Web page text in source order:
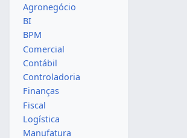
Agronegócio
BI
BPM
Comercial
Contábil
Controladoria
Finanças
Fiscal
Logística
Manufatura